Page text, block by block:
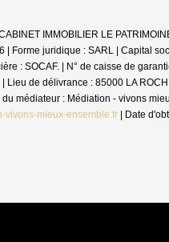
IMMOBILIER LE
Forme juridique : SARL | Capital
: SOCAF. | N° de caisse de
de délivrance : 85000 LA
médiateur : Médiation - vivons
vivons-mieux-ensemble.fr | Date